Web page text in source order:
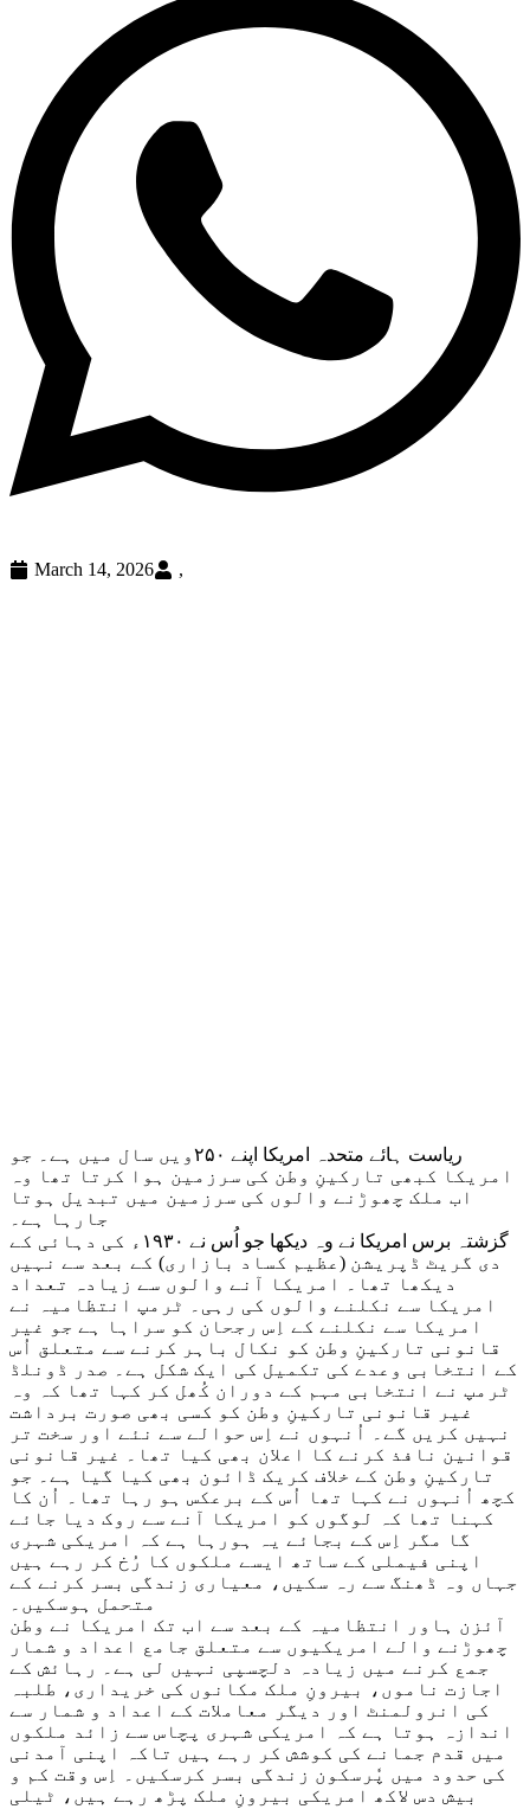
March 14, 2026
,
ریاست ہائے متحدہ امریکا اپنے ۲۵۰ویں سال میں ہے۔ جو
امریکا کبھی تارکینِ وطن کی سرزمین ہوا کرتا تھا وہ
اب ملک چھوڑنے والوں کی سرزمین میں تبدیل ہوتا
جارہا ہے۔
گزشتہ برس امریکا نے وہ دیکھا جو اُس نے ۱۹۳۰ء کی دہائی کے
دی گریٹ ڈپریشن (عظیم کساد بازاری) کے بعد سے نہیں
دیکھا تھا۔ امریکا آنے والوں سے زیادہ تعداد
امریکا سے نکلنے والوں کی رہی۔ ٹرمپ انتظامیہ نے
امریکا سے نکلنے کے اِس رجحان کو سراہا ہے جو غیر
قانونی تارکینِ وطن کو نکال باہر کرنے سے متعلق اُس
کے انتخابی وعدے کی تکمیل کی ایک شکل ہے۔ صدر ڈونلڈ
ٹرمپ نے انتخابی مہم کے دوران کُھل کر کہا تھا کہ وہ
غیر قانونی تارکینِ وطن کو کسی بھی صورت برداشت
نہیں کریں گے۔ اُنہوں نے اِس حوالے سے نئے اور سخت تر
قوانین نافذ کرنے کا اعلان بھی کیا تھا۔ غیر قانونی
تارکینِ وطن کے خلاف کریک ڈائون بھی کیا گیا ہے۔ جو
کچھ اُنہوں نے کہا تھا اُس کے برعکس ہو رہا تھا۔ اُن کا
کہنا تھا کہ لوگوں کو امریکا آنے سے روک دیا جائے
گا مگر اِس کے بجائے یہ ہورہا ہے کہ امریکی شہری
اپنی فیملی کے ساتھ ایسے ملکوں کا رُخ کر رہے ہیں
جہاں وہ ڈھنگ سے رہ سکیں، معیاری زندگی بسر کرنے کے
متحمل ہوسکیں۔
آئزن ہاور انتظامیہ کے بعد سے اب تک امریکا نے وطن
چھوڑنے والے امریکیوں سے متعلق جامع اعداد و شمار
جمع کرنے میں زیادہ دلچسپی نہیں لی ہے۔ رہائش کے
اجازت ناموں، بیرونِ ملک مکانوں کی خریداری، طلبہ
کی انرولمنٹ اور دیگر معاملات کے اعداد و شمار سے
اندازہ ہوتا ہے کہ امریکی شہری پچاس سے زائد ملکوں
میں قدم جمانے کی کوشش کر رہے ہیں تاکہ اپنی آمدنی
کی حدود میں پٗرسکون زندگی بسر کرسکیں۔ اِس وقت کم و
بیش دس لاکھ امریکی بیرونِ ملک پڑھ رہے ہیں، ٹیلی